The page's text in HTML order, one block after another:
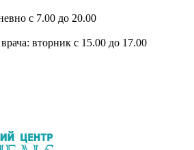
с 7.00 до 20.00
вторник с 15.00 до 17.00